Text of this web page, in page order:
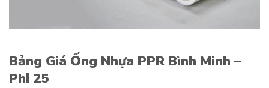
Bảng Giá Ống Nhựa PPR Bình Minh –
Phi 25